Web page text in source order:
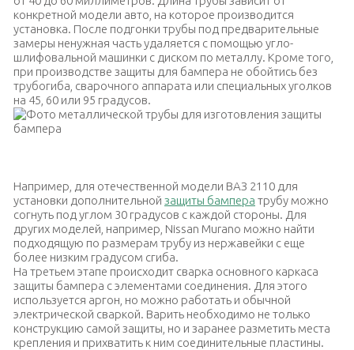
конкретной модели авто, на которое производится
установка. После подгонки трубы под предварительные
замеры ненужная часть удаляется с помощью угло-
шлифовальной машинки с диском по металлу. Кроме того,
при производстве защиты для бампера не обойтись без
трубогиба, сварочного аппарата или специальных уголков
на 45, 60 или 95 градусов.
Например, для отечественной модели ВАЗ 2110 для
установки дополнительной защиты бампера трубу можно
согнуть под углом 30 градусов с каждой стороны. Для
других моделей, например, Nissan Murano можно найти
подходящую по размерам трубу из нержавейки с еще
более низким градусом сгиба.
На третьем этапе происходит сварка основного каркаса
защиты бампера с элементами соединения. Для этого
используется аргон, но можно работать и обычной
электрической сваркой. Варить необходимо не только
конструкцию самой защиты, но и заранее разметить места
крепления и прихватить к ним соединительные пластины.